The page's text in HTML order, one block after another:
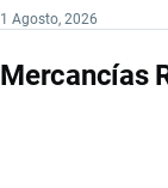
1 Agosto, 2026
Mercancías